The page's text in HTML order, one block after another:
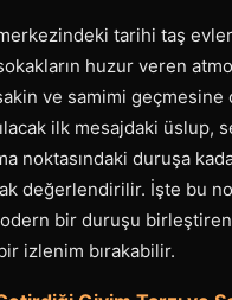
tarihi taş
huzur veren
ve samimi geçmesine
ilk mesajdaki üslup,
noktasındaki duruşa
değerlendirilir. İşte bu
bir duruşu
izlenim bırakabilir.